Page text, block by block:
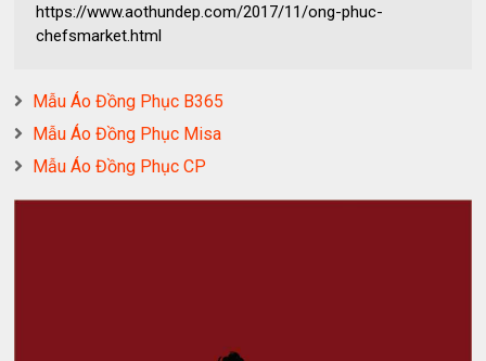
https://www.aothundep.com/2017/11/ong-phuc-
chefsmarket.html
Mẫu Áo Đồng Phục B365
Mẫu Áo Đồng Phục Misa
Mẫu Áo Đồng Phục CP